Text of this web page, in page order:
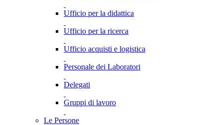
Ufficio per la didattica
Ufficio per la ricerca
Ufficio acquisti e logistica
Personale dei Laboratori
Delegati
Gruppi di lavoro
Le Persone